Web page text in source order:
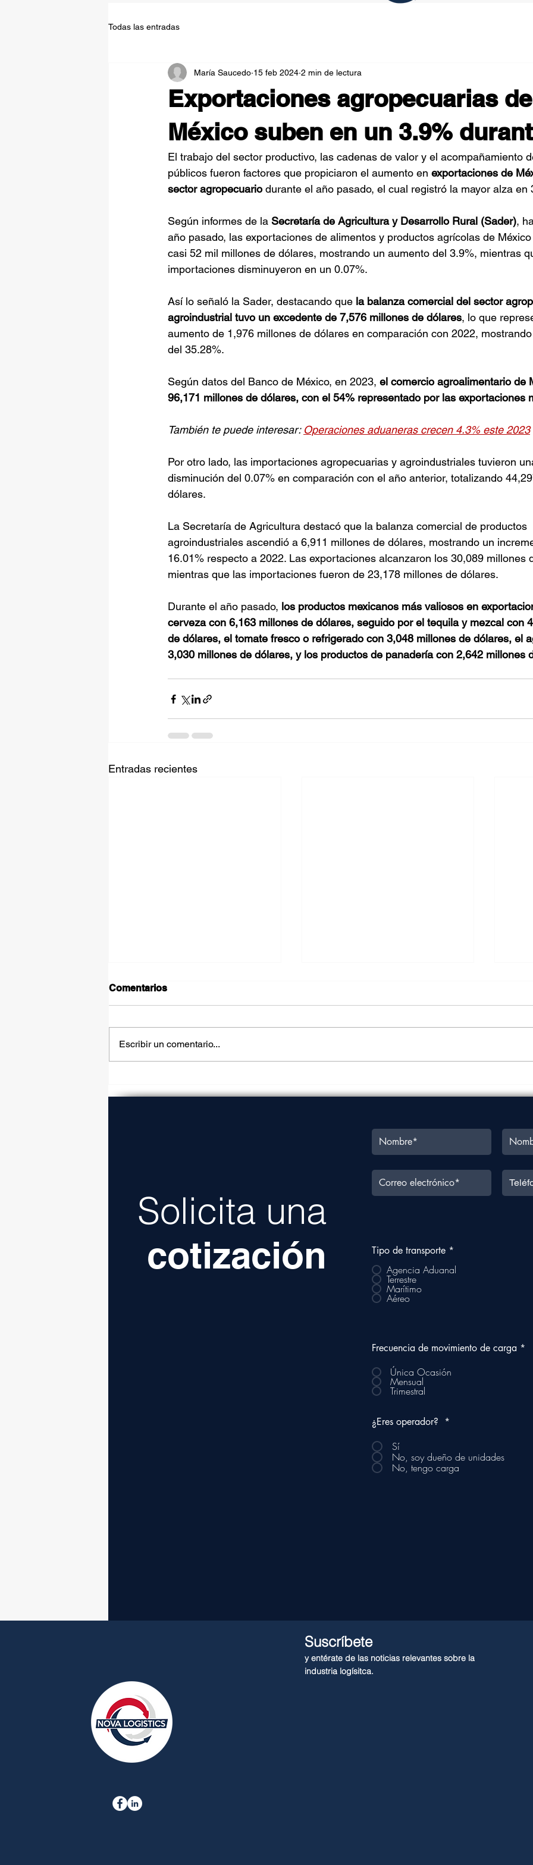
Todas las entradas
Exportaciones agropecuarias de
México suben en un 3.9%
María Saucedo 15 feb 2024 2 min de lectura
El trabajo del sector productivo, las cadenas de valor y el acompañamiento
públicos fueron factores que propiciaron el aumento en exportaciones de
sector agropecuario durante el año pasado, el cual registró la mayor alza en
Según informes de la Secretaría de Agricultura y Desarrollo Rural (Sader),
año pasado, las exportaciones de alimentos y productos agrícolas de
casi 52 mil millones de dólares, mostrando un aumento del 3.9%, mientras
importaciones disminuyeron en un 0.07%.
Así lo señaló la Sader, destacando que la balanza comercial del sector
agroindustrial tuvo un excedente de 7,576 millones de dólares, lo que
aumento de 1,976 millones de dólares en comparación con 2022,
del 35.28%.
Según datos del Banco de México, en 2023, el comercio agroalimentario de
96,171 millones de dólares, con el 54% representado por las exportaciones
También te puede interesar: Operaciones aduaneras crecen 4.3% este 2023
Por otro lado, las importaciones agropecuarias y agroindustriales tuvieron
disminución del 0.07% en comparación con el año anterior, totalizando
dólares.
La Secretaría de Agricultura destacó que la balanza comercial de productos
agroindustriales ascendió a 6,911 millones de dólares, mostrando un
16.01% respecto a 2022. Las exportaciones alcanzaron los 30,089 millones
mientras que las importaciones fueron de 23,178 millones de dólares.
Durante el año pasado, los productos mexicanos más valiosos en
cerveza con 6,163 millones de dólares, seguido por el tequila y mezcal con
de dólares, el tomate fresco o refrigerado con 3,048 millones de dólares, el
3,030 millones de dólares, y los productos de panadería con 2,642 millones
Entradas recientes
Colombia generará más
marítimo en México podría
Comentarios
Escribir un comentario...
Solicita una
cotización Tipo de transporte *
Agencia Aduanal
Terrestre
Marítimo
Aéreo
Frecuencia de movimiento de carga *
Única Ocasión
Mensual
Trimestral
¿Eres operador? *
Sí
No, soy dueño de unidades
No, tengo carga
Suscríbete
y entérate de las noticias relevantes sobre la
industria logísitca.